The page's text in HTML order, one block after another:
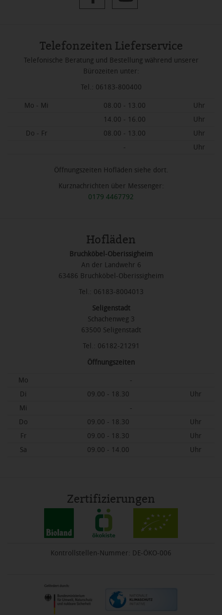
Telefonzeiten Lieferservice
Telefonische Beratung und Bestellung während unserer
Bürozeiten unter:
Tel.: 06183-800400
Mo - Mi 08.00 - 13.00
Uhr
14.00 - 16.00
Uhr
Do - Fr
08.00 - 13.00
Uhr
-
Uhr
Öffnungszeiten Hofläden siehe dort.
Kurznachrichten über Messenger:
0179 4467792
Hofläden
Bruchköbel-Oberissigheim
An der Landwehr 6
63486 Bruchköbel-Oberissigheim
Tel.: 06183-8004013
Seligenstadt
Schachenweg 3
63500 Seligenstadt
Tel.: 06182-21291
Öffnungszeiten
Mo
-
Di
09.00 - 18.30
Uhr
Mi
-
Do
09.00 - 18.30
Uhr
Fr
09.00 - 18.30
Uhr
Sa
09.00 - 14.00 Uhr
Zertifizierungen
Kontrollstellen-Nummer: DE-ÖKO-006